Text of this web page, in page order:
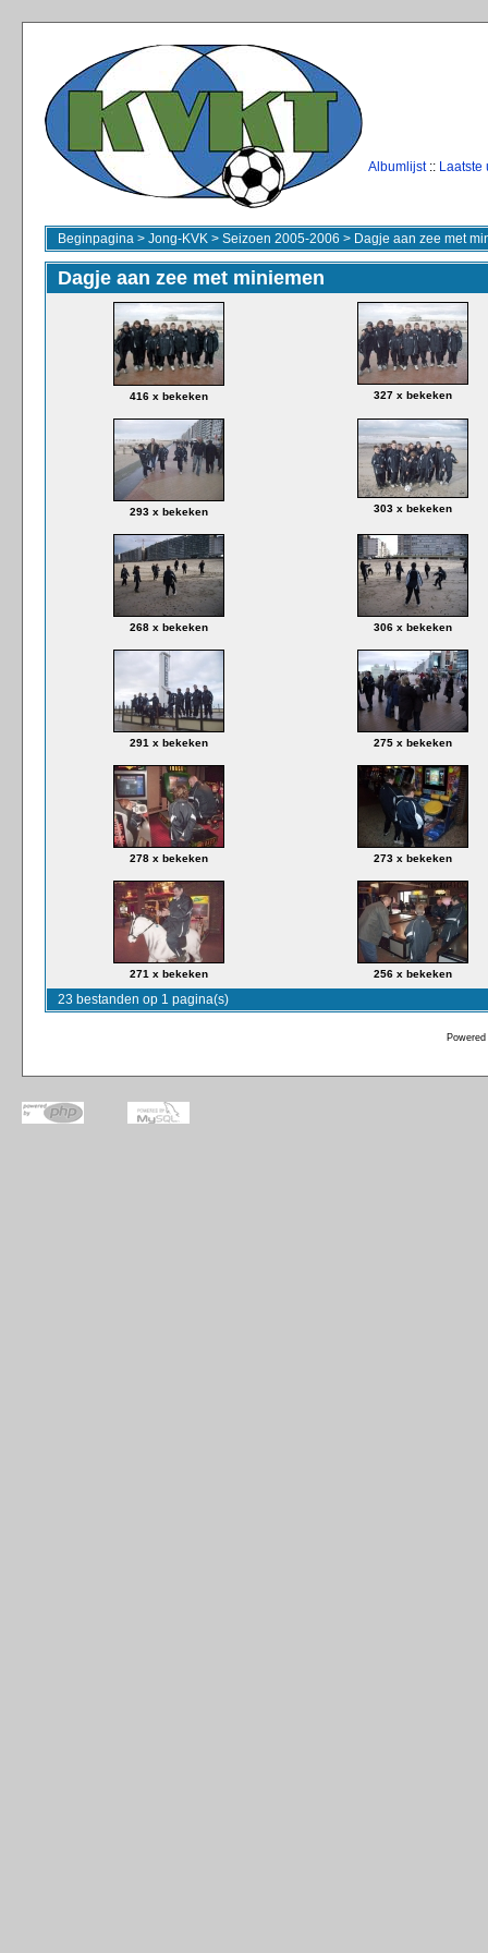
Albumlijst:: Laatste
Beginpagina > Jong-KVK > Seizoen 2005-2006 > Dagje aan zee met
Dagje aan zee met miniemen
416 x bekeken 327 x bekeken
293 x bekeken 303 x bekeken
268 x bekeken 306 x bekeken
291 x bekeken 275 x bekeken
278 x bekeken 273 x bekeken
271 x bekeken 256 x bekeken
23 bestanden op 1 pagina(s)